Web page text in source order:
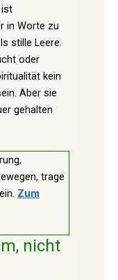
ist
in Worte zu
stille Leere.
oder
kein
Aber sie
gehalten
trage
Zum
nicht